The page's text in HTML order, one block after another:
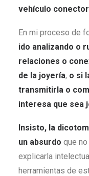
vehículo
En mi proceso de
ido analizando o
relaciones o
de la joyería, o si
transmitirla o
interesa que sea
Insisto, la
un absurdo que
explicarla
herramientas de